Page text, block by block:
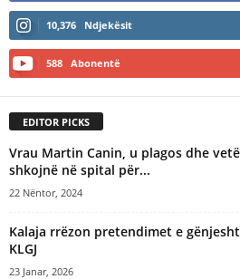
10,376 Ndjekësit
588 Abonentë
EDITOR PICKS
Vrau Martin Canin, u plagos dhe
shkojnë në spital për...
22 Nëntor, 2024
Kalaja rrëzon pretendimet e
KLGJ
23 Janar, 2026